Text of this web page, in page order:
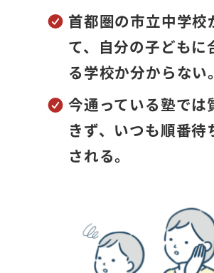
首都圏の市立中学校
て、自分の子どもに
る学校か分からない。
今通っている塾では
きず、いつも順番待
される。